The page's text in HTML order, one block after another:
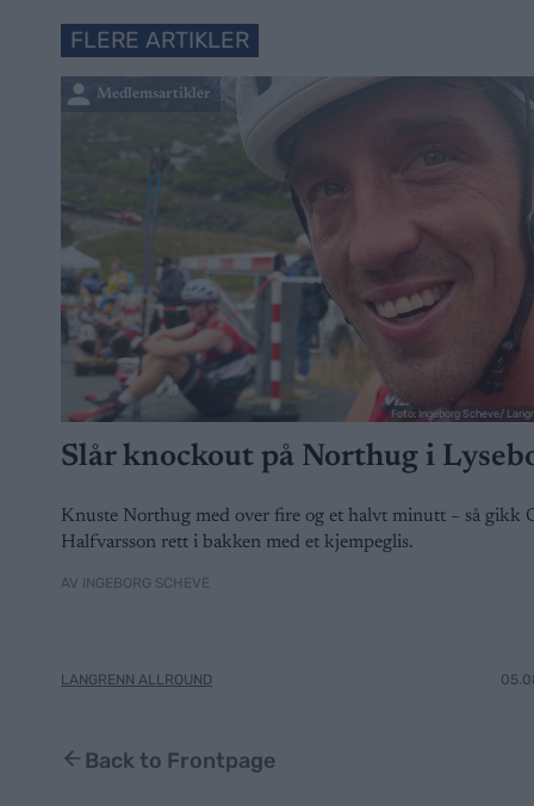
FLERE ARTIKLER
Medlemsartikler
Foto: Ingeborg Scheve/
Slår knockout på Northug i
Knuste Northug med over fire og et halvt minutt – så gikk
Halfvarsson rett i bakken med et kjempeglis.
AV INGEBORG SCHEVE
LANGRENN ALLROUND
Back to Frontpage